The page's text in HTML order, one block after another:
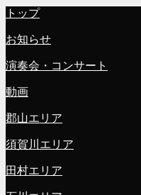
トップ
お知らせ
演奏会・コンサート
動画
郡山エリア
須賀川エリア
田村エリア